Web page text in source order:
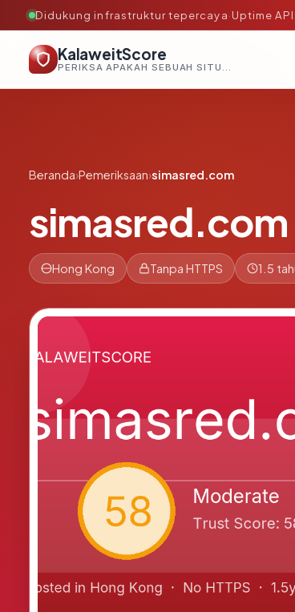
Didukung infrastruktur tepercaya·Uptime
KalaweitScore
PERIKSA APAKAH SEBUAH SITUS AMAN, TEPERCAYA, DAN TERVERIFIKASI DALAM HITUNGAN DETIK.
Beranda›Pemeriksaan›simasred.com
simasred.com
Hong Kong Tanpa HTTPS 1.5